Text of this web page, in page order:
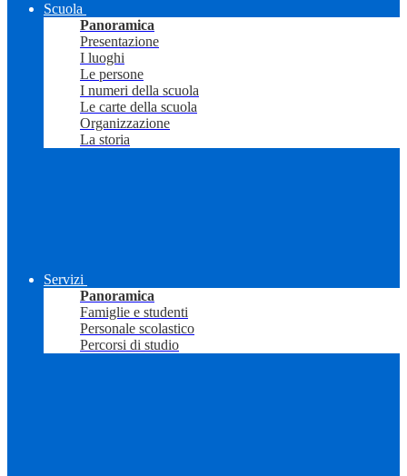
Scuola
Panoramica
Presentazione
I luoghi
Le persone
I numeri della scuola
Le carte della scuola
Organizzazione
La storia
Servizi
Panoramica
Famiglie e studenti
Personale scolastico
Percorsi di studio